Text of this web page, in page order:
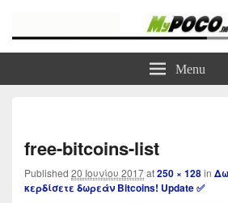
Τα καλύτερα Reviews , Συγκρίσεις , VPN ,
Menu
free-bitcoins-list
Published 20 Ιουνίου 2017at250 × 128in
κερδίσετε δωρεάν Bitcoins! Update ✅